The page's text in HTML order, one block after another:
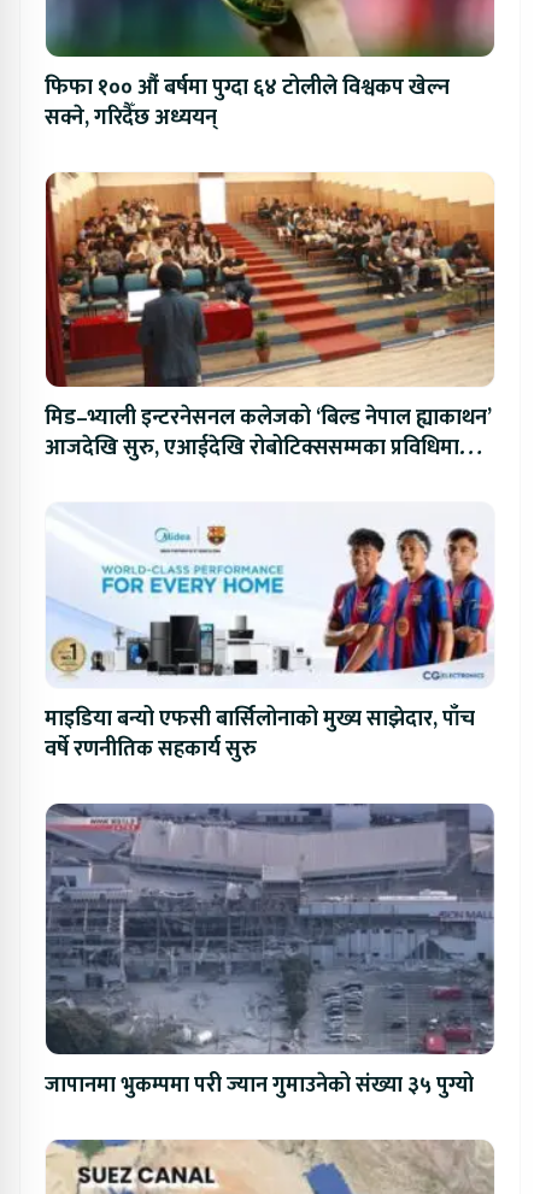
फिफा १०० औं बर्षमा पुग्दा ६४ टोलीले विश्वकप खेल्न
सक्ने, गरिदैँछ अध्ययन्
मिड–भ्याली इन्टरनेसनल कलेजको ‘बिल्ड नेपाल ह्याकाथन’
आजदेखि सुरु, एआईदेखि रोबोटिक्ससम्मका प्रविधिमा
माइडिया बन्यो एफसी बार्सिलोनाको मुख्य साझेदार, पाँच
वर्षे रणनीतिक सहकार्य सुरु
जापानमा भुकम्पमा परी ज्यान गुमाउनेको संख्या ३५ पुग्यो